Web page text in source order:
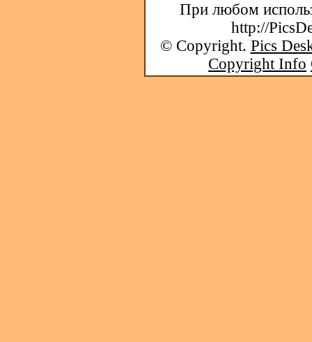
При любом
http://
© Copyright. Pics
Copyright Info